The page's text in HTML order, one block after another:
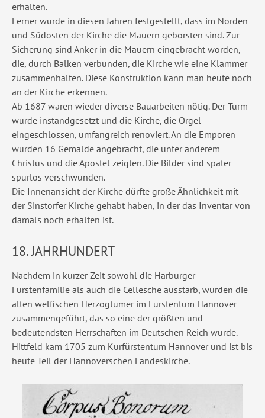
erhalten.
Ferner wurde in diesen Jahren festgestellt, dass im Norden
und Südosten der Kirche die Mauern geborsten sind. Zur
Sicherung sind Anker in die Mauern eingebracht worden,
die, durch Balken verbunden, die Kirche wie eine Klammer
zusammenhalten. Diese Konstruktion kann man heute noch
an der Kirche erkennen.
Ab 1687 waren wieder diverse Bauarbeiten nötig. Der Turm
wurde instandgesetzt und die Kirche, die Orgel
eingeschlossen, umfangreich renoviert. An die Emporen
wurden 16 Gemälde angebracht, die unter anderem
Christus und die Apostel zeigten. Die Bilder sind später
spurlos verschwunden.
Die Innenansicht der Kirche dürfte große Ähnlichkeit mit
der Sinstorfer Kirche gehabt haben, in der das Inventar von
damals noch erhalten ist.
18. JAHRHUNDERT
Nachdem in kurzer Zeit sowohl die Harburger
Fürstenfamilie als auch die Cellesche ausstarb, wurden die
alten welfischen Herzogtümer im Fürstentum Hannover
zusammengeführt, das so eine der größten und
bedeutendsten Herrschaften im Deutschen Reich wurde.
Hittfeld kam 1705 zum Kurfürstentum Hannover und ist bis
heute Teil der Hannoverschen Landeskirche.
Show larger version